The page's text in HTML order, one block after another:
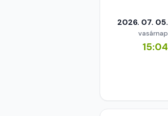
2026. 07. 05.
vasárnap
15:04